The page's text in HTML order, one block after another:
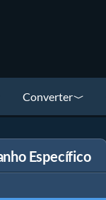
Converter
Específico